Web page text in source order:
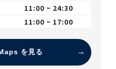
11:00 ~ 24:30
11:00 ~ 17:00
を見る